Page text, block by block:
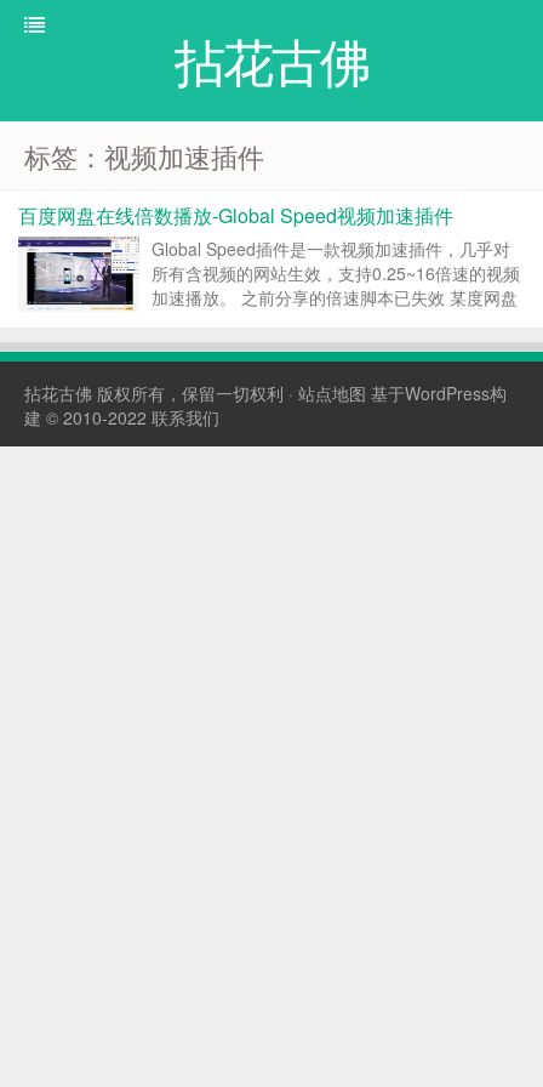
拈花古佛
标签：视频加速插件
百度网盘在线倍数播放-Global Speed视频加速插件
Global Speed插件是一款视频加速插件，几乎对
所有含视频的网站生效，支持0.25~16倍速的视频
加速播放。 之前分享的倍速脚本已失效 某度网盘
Google应用商店下载这个插件（Global Speed: 视
拈花古佛 版权所有，保留一切权利 · 站点地图 基于WordPress构
建 © 2010-2022 联系我们